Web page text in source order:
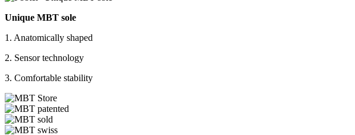
Unique MBT sole
1. Anatomically shaped
2. Sensor technology
3. Comfortable stability